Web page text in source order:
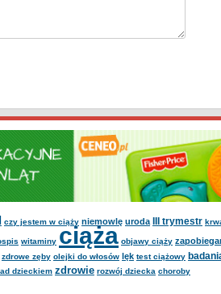
czy jestem w ciąży niemowlę uroda III trymestr
witaminy ciąża objawy ciąży
zdrowe zęby olejki do włosów lęk test ciążowy
dzieckiem zdrowie rozwój dziecka choroby